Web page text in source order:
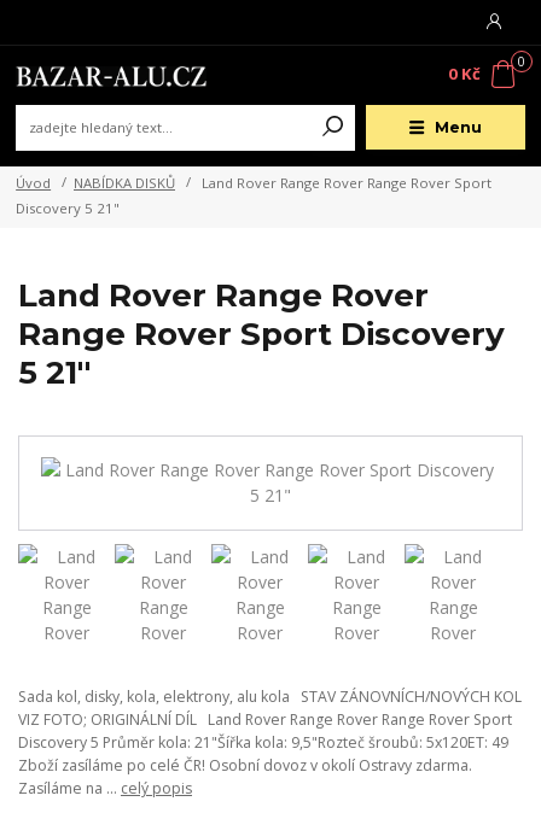
Menu
0
0 Kč
Úvod NABÍDKA DISKŮ
Land Rover Range Rover Range Rover Sport
Discovery 5 21"
Land Rover Range Rover
Range Rover Sport Discovery
5 21"
Sada kol, disky, kola, elektrony, alu kola STAV ZÁNOVNÍCH/NOVÝCH KOL
VIZ FOTO; ORIGINÁLNÍ DÍL Land Rover Range Rover Range Rover Sport
Discovery 5 Průměr kola: 21"Šířka kola: 9,5"Rozteč šroubů: 5x120ET: 49
Zboží zasíláme po celé ČR! Osobní dovoz v okolí Ostravy zdarma.
Zasíláme na ... celý popis